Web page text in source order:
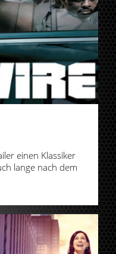
einen Klassiker
lange nach dem